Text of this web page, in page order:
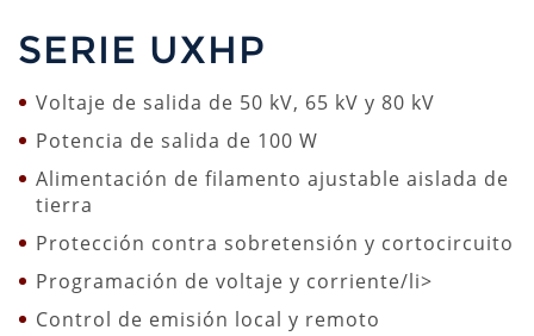
SERIE UXHP
Voltaje de salida de 50 kV, 65 kV y 80 kV
Potencia de salida de 100 W
Alimentación de filamento ajustable aislada de
tierra
Protección contra sobretensión y cortocircuito
Programación de voltaje y corriente/li>
Control de emisión local y remoto